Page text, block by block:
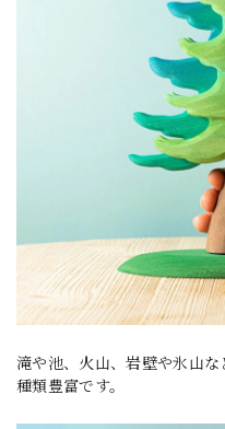
滝や池、火山、岩壁や氷山
種類豊富です。